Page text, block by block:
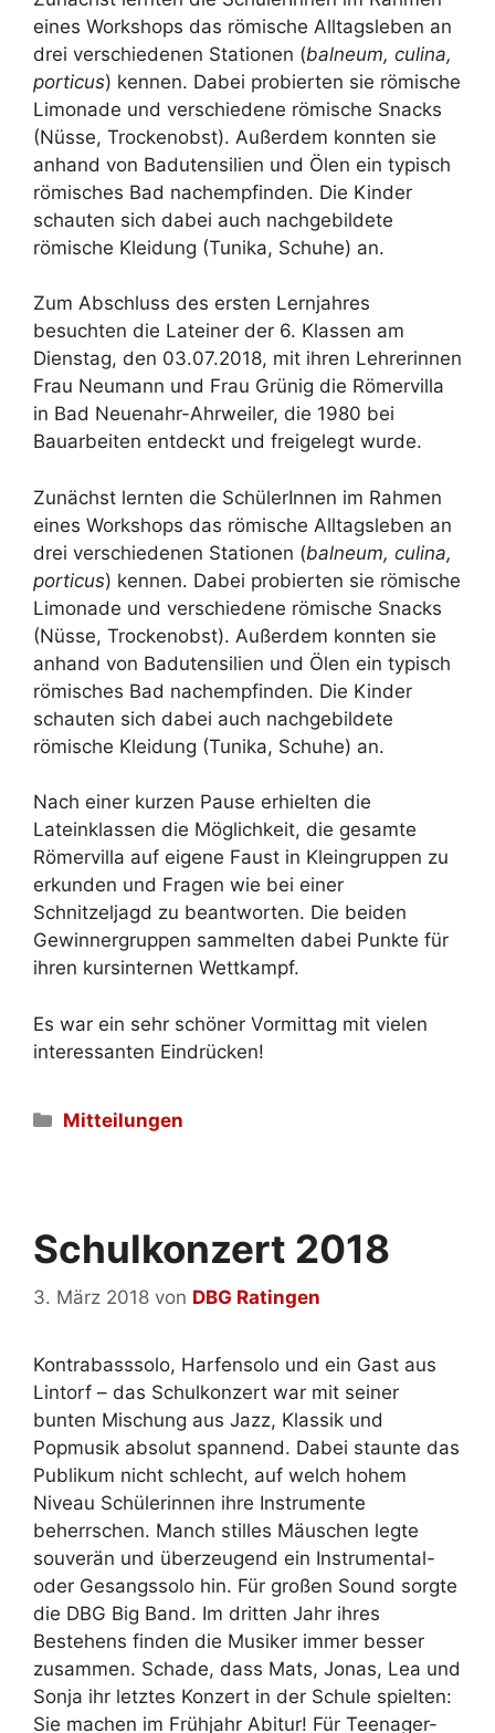
eines Workshops das römische Alltagsleben an
drei verschiedenen Stationen (balneum, culina,
porticus) kennen. Dabei probierten sie römische
Limonade und verschiedene römische Snacks
(Nüsse, Trockenobst). Außerdem konnten sie
anhand von Badutensilien und Ölen ein typisch
römisches Bad nachempfinden. Die Kinder
schauten sich dabei auch nachgebildete
römische Kleidung (Tunika, Schuhe) an.
Zum Abschluss des ersten Lernjahres
besuchten die Lateiner der 6. Klassen am
Dienstag, den 03.07.2018, mit ihren Lehrerinnen
Frau Neumann und Frau Grünig die Römervilla
in Bad Neuenahr-Ahrweiler, die 1980 bei
Bauarbeiten entdeckt und freigelegt wurde.
Zunächst lernten die SchülerInnen im Rahmen
eines Workshops das römische Alltagsleben an
drei verschiedenen Stationen (balneum, culina,
porticus) kennen. Dabei probierten sie römische
Limonade und verschiedene römische Snacks
(Nüsse, Trockenobst). Außerdem konnten sie
anhand von Badutensilien und Ölen ein typisch
römisches Bad nachempfinden. Die Kinder
schauten sich dabei auch nachgebildete
römische Kleidung (Tunika, Schuhe) an.
Nach einer kurzen Pause erhielten die
Lateinklassen die Möglichkeit, die gesamte
Römervilla auf eigene Faust in Kleingruppen zu
erkunden und Fragen wie bei einer
Schnitzeljagd zu beantworten. Die beiden
Gewinnergruppen sammelten dabei Punkte für
ihren kursinternen Wettkampf.
Es war ein sehr schöner Vormittag mit vielen
interessanten Eindrücken!
Kategorien
Mitteilungen
Schulkonzert 2018
3. März 2018 von DBG Ratingen
Kontrabasssolo, Harfensolo und ein Gast aus
Lintorf – das Schulkonzert war mit seiner
bunten Mischung aus Jazz, Klassik und
Popmusik absolut spannend. Dabei staunte das
Publikum nicht schlecht, auf welch hohem
Niveau Schülerinnen ihre Instrumente
beherrschen. Manch stilles Mäuschen legte
souverän und überzeugend ein Instrumental-
oder Gesangssolo hin. Für großen Sound sorgte
die DBG Big Band. Im dritten Jahr ihres
Bestehens finden die Musiker immer besser
zusammen. Schade, dass Mats, Jonas, Lea und
Sonja ihr letztes Konzert in der Schule spielten:
Sie machen im Frühjahr Abitur! Für Teenager-